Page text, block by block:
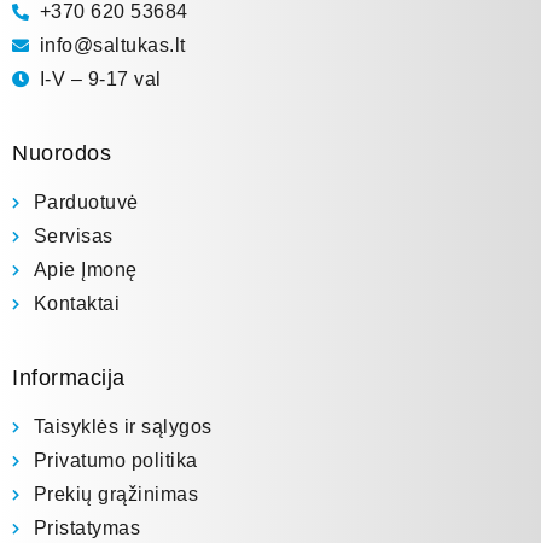
+370 620 53684
info@saltukas.lt
I-V – 9-17 val
Nuorodos
Parduotuvė
Servisas
Apie Įmonę
Kontaktai
Informacija
Taisyklės ir sąlygos
Privatumo politika
Prekių grąžinimas
Pristatymas